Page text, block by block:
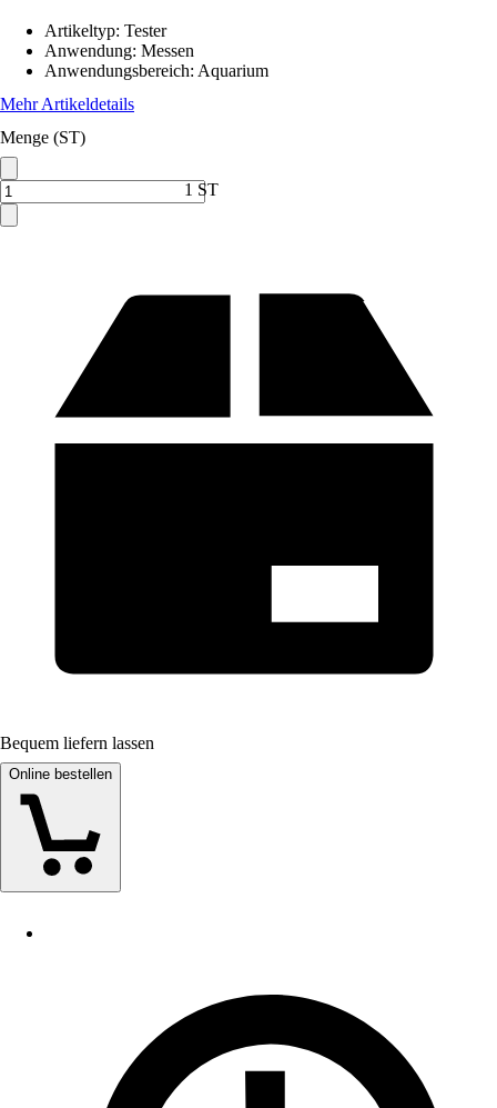
Artikeltyp: Tester
Anwendung: Messen
Anwendungsbereich: Aquarium
Mehr Artikeldetails
Menge (ST)
1 ST
Bequem liefern lassen
Online bestellen